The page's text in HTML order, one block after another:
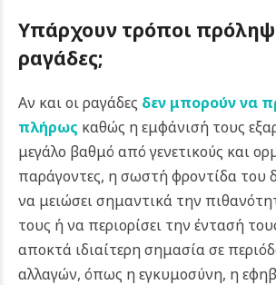
Υπάρχουν τρόποι
ραγάδες;
Αν και οι ραγάδες δεν μπορούν να
πλήρως καθώς η εμφάνισή τους
μεγάλο βαθμό από γενετικούς και
παράγοντες, η σωστή φροντίδα του
να μειώσει σημαντικά την
τους ή να περιορίσει την έντασή
αποκτά ιδιαίτερη σημασία σε
αλλαγών, όπως η εγκυμοσύνη, η